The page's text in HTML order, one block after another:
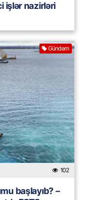
işlər nazirləri
Gündəm
102
başlayıb? –